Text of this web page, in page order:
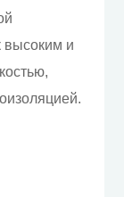
высоким и